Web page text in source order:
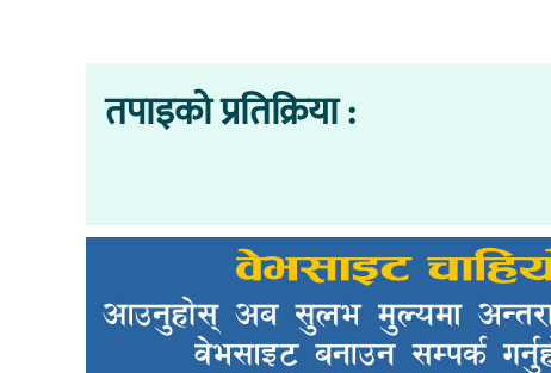
तपाइको प्रतिक्रिया :